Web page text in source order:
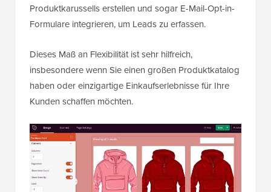
Produktkarussells erstellen und sogar E-Mail-Opt-in-
Formulare integrieren, um Leads zu erfassen.
Dieses Maß an Flexibilität ist sehr hilfreich,
insbesondere wenn Sie einen großen Produktkatalog
haben oder einzigartige Einkaufserlebnisse für Ihre
Kunden schaffen möchten.